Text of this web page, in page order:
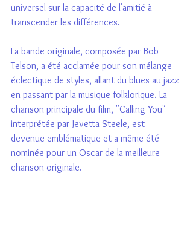
universel sur la capacité de l'amitié à
transcender les différences.
La bande originale, composée par Bob
Telson, a été acclamée pour son mélange
éclectique de styles, allant du blues au jazz
en passant par la musique folklorique. La
chanson principale du film, "Calling You"
interprétée par Jevetta Steele, est
devenue emblématique et a même été
nominée pour un Oscar de la meilleure
chanson originale.